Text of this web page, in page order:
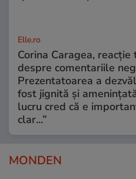
Elle.ro
Corina Caragea, reacție
despre comentariile
Prezentatoarea a
fost jignită și
lucru cred că e
clar...”
MONDEN